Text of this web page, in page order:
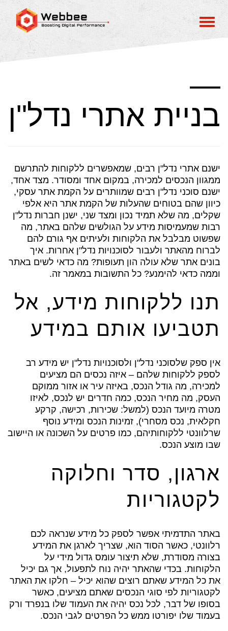
בניית אתרי נדל"ן
ישנם אתרי נדל"ן רבים, שמאפשרים ללקוחות להתרשם
ממגוון הנכסים למכירה, במקום אחד ומסודר. מצד אחד,
ישנם סוכני נדל"ן רבים שמוותרים על הקמת אתר עסקי,
כיוון שהם בטוחים שהעלות של הקמת אתר היא אלפי
שקלים, מה שלא תמיד נכון ומצד שני, ישנן חברות נדל"ן
רבות שמעמיסות מידע על הגולשים שלהם באתר, מה
שפשוט מבלבל את הלקוחות ולעיתים אף גורם להם
לברוח מהאתר ולעבור לסוכנויות נדל"ן אחרות. איך
בונים אתר שלא עולה הון תעופות? מה כדאי לשים באתר
וממה כדאי להימנע? כל התשובות במאמר זה.
תנו ללקוחות מידע, אל
תטביעו אותם במידע
אין ספק שלסוכני נדל"ן ולסוכנויות נדל"ן יש מידע רב
לספק ללקוחות שלהם – איזה נכסים הם מציעים
למכירה, מה גודל הנכס, באיזה עיר או אזור ממוקם
העסק, מה מחיר הנכס, כמה חדרים יש לנכס, לאיזו
מטרה מיועד הנכס (למשל: שכירות, רכישה, קרקע
חקלאית, נכס מסחרי), זמינות הנכס ומידע נוסף
שרלוונטי ללקוחותיהם, כמו פרטים על השכונה או היישוב
שבו מוצע הנכס.
ארגון, סדר וחלוקה
לקטגוריות
באתר התדמיתי אפשר לספק כל מידע שנראה לכם
רלוונטי, כאשר הסוד הוא, שצריך לארגן את המידע
בצורה מסודרת, שלא תיצור עומס גדול מידי על
הלקוחות. בכדי שהאתר יהיה נוח לתפעול, אך גם יכיל
את כל המידע שאתם רוצים שהוא יכיל – חלקו את האתר
לקטגוריות לפי סוגי הנכסים שאתם מציעים, כאשר
בסופו של דבר, לכל נכס יהיה את העמוד שלו בנפרד ורק
בעמוד שלו יפורטו ממש כל הפרטים לגבי הנכס.